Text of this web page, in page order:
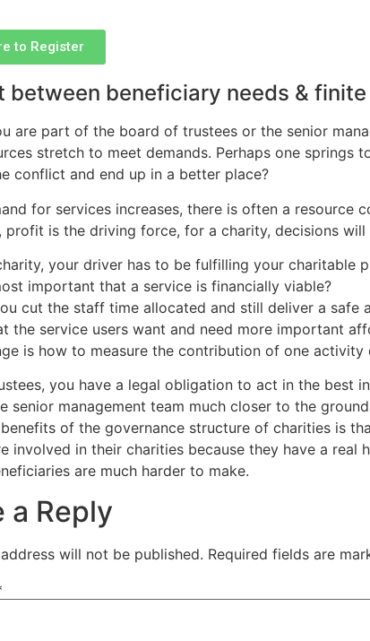
to Register
between beneficiary needs &
are part of the board of trustees or the senior
stretch to meet demands. Perhaps one
conflict and end up in a better place?
for services increases, there is often a
profit is the driving force, for a charity, decisions
your driver has to be fulfilling your charitable
important that a service is financially viable?
cut the staff time allocated and still deliver a safe
the service users want and need more important
is how to measure the contribution of one
you have a legal obligation to act in the best
senior management team much closer to the
of the governance structure of charities is
involved in their charities because they have a
are much harder to make.
a Reply
will not be published. Required fields are